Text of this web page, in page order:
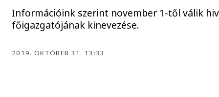
Információink szerint november 1-től válik
főigazgatójának kinevezése.
2019. OKTÓBER 31. 13:33